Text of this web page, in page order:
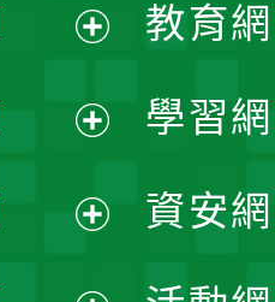
選
單
開
選
單
開
選
單
開
教育
學習
資安